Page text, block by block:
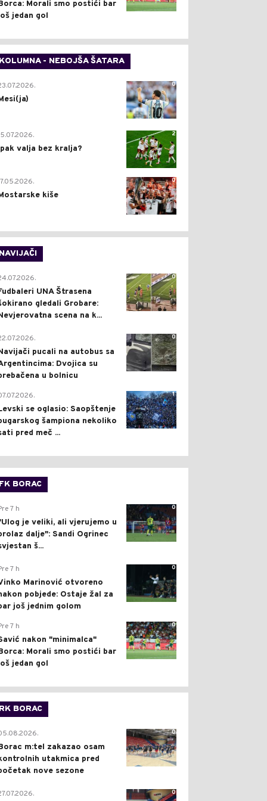
Morali smo postići bar
jedan gol
KOLUMNA - NEBOJŠA ŠATARA
0
2
valja bez kralja?
0
kiše
NAVIJAČI
0
UNA Štrasena
gledali Grobare:
scena na k...
0
pucali na autobus sa
Dvojica su
u bolnicu
1
se oglasio: Saopštenje
šampiona nekoliko
pred meč ...
FK BORAC
0
7 h
je veliki, ali vjerujemo u
dalje": Sandi Ogrinec
š...
0
7 h
Marinović otvoreno
pobjede: Ostaje žal za
još jednim golom
0
7 h
nakon "minimalca"
Morali smo postići bar
jedan gol
RK BORAC
0
m:tel zakazao osam
utakmica pred
nove sezone
0